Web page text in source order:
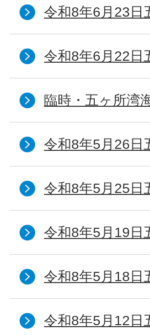
令和8年6月23日
令和8年6月22日
臨時・五ヶ所湾
令和8年5月26日
令和8年5月25日
令和8年5月19日
令和8年5月18日
令和8年5月12日